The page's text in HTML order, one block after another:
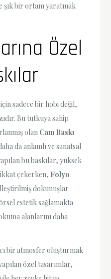
bir ortam yaratmak
Özel
sadece bir hobi değil,
Bu tutkuya sahip
olan Cam Baskı
da anlamlı ve sanatsal
bu baskılar, yüksek
çekerken, Folyo
dokunuşlar
estetik sağlamakta
alanlarını daha
bir atmosfer oluşturmak
özel tasarımlar,